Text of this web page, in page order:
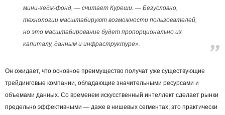
мини-хедж-фонд, — считает Куреши. — Безусловно,
технологии масштабируют возможности пользователей,
но это масштабирование будет пропорционально их
капиталу, данным и инфраструктуре».
Он ожидает, что основное преимущество получат уже существующие
трейдинговые компании, обладающие значительными ресурсами и
объемами данных. Со временем искусственный интеллект сделает рынки
предельно эффективными — даже в нишевых сегментах; это практически